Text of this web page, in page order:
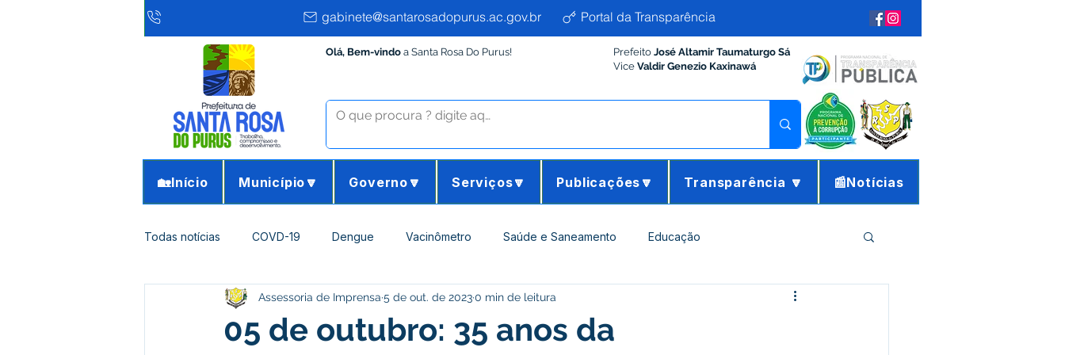
gabinete@santarosadopurus.ac.gov.br Portal da Transparência
Olá, Bem-vindo a Santa Rosa Do Purus! Prefeito José Altamir Taumaturgo Sá
Vice Valdir Genezio Kaxinawá
🏡Início Município🔽 Governo🔽 Serviços🔽 Publicações🔽 Transparência 🔽 📰Notícias
Todas notícias COVD-19 Dengue Vacinômetro Saúde e Saneamento Educação
Infraestrutura e Obras Agricultura e Meio Ambiente Desporto Cultura e Lazer Administração e Finanças
05 de outubro: 35 anos da
Assessoria de Imprensa 5 de out. de 20230 min de leitura